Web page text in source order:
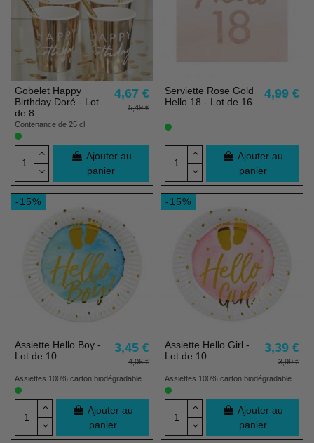
Gobelet Happy
Birthday Doré - Lot
de 8
4,67 €
5,49 €
Contenance de 25 cl
Ajouter au
panier
Serviette Rose Gold
Hello 18 - Lot de 16
4,99 €
Ajouter au
panier
-15%
Assiette Hello Boy -
Lot de 10
3,45 €
4,06 €
Assiettes 100% carton biodégradable
Ajouter au
panier
-15%
Assiette Hello Girl -
Lot de 10
3,39 €
3,99 €
Assiettes 100% carton biodégradable
Ajouter au
panier